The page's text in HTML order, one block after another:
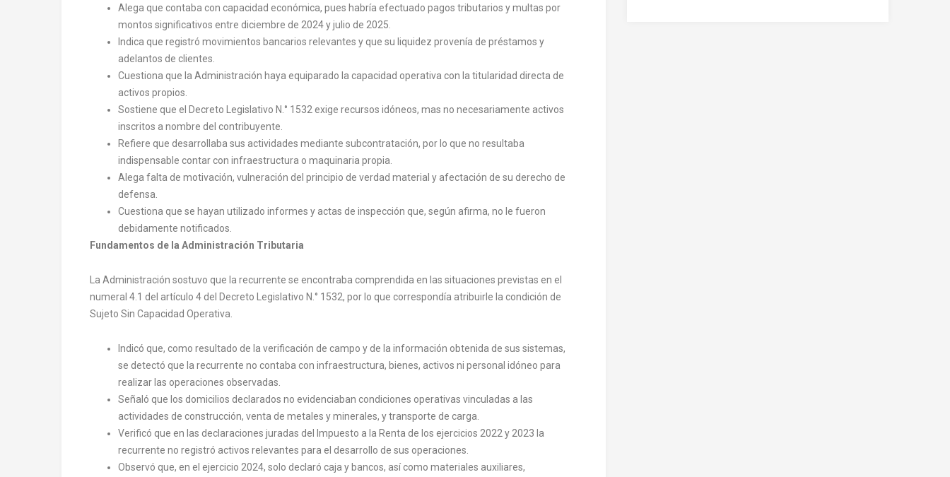
Alega que contaba con capacidad económica, pues habría efectuado pagos tributarios y multas por
montos significativos entre diciembre de 2024 y julio de 2025.
Indica que registró movimientos bancarios relevantes y que su liquidez provenía de préstamos y
adelantos de clientes.
Cuestiona que la Administración haya equiparado la capacidad operativa con la titularidad directa de
activos propios.
Sostiene que el Decreto Legislativo N.° 1532 exige recursos idóneos, mas no necesariamente activos
inscritos a nombre del contribuyente.
Refiere que desarrollaba sus actividades mediante subcontratación, por lo que no resultaba
indispensable contar con infraestructura o maquinaria propia.
Alega falta de motivación, vulneración del principio de verdad material y afectación de su derecho de
defensa.
Cuestiona que se hayan utilizado informes y actas de inspección que, según afirma, no le fueron
debidamente notificados.
Fundamentos de la Administración Tributaria
La Administración sostuvo que la recurrente se encontraba comprendida en las situaciones previstas en el
numeral 4.1 del artículo 4 del Decreto Legislativo N.° 1532, por lo que correspondía atribuirle la condición de
Sujeto Sin Capacidad Operativa.
Indicó que, como resultado de la verificación de campo y de la información obtenida de sus sistemas,
se detectó que la recurrente no contaba con infraestructura, bienes, activos ni personal idóneo para
realizar las operaciones observadas.
Señaló que los domicilios declarados no evidenciaban condiciones operativas vinculadas a las
actividades de construcción, venta de metales y minerales, y transporte de carga.
Verificó que en las declaraciones juradas del Impuesto a la Renta de los ejercicios 2022 y 2023 la
recurrente no registró activos relevantes para el desarrollo de sus operaciones.
Observó que, en el ejercicio 2024, solo declaró caja y bancos, así como materiales auxiliares,